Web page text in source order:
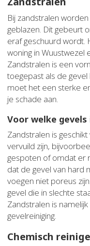
Bij zandstralen
geblazen. Dit gebeurt
eraf geschuurd wordt.
woning in Wuustwezel
Zandstralen is een
toegepast als de
moet het een sterke
je schade aan.
Voor welke
Zandstralen is
vervuild zijn,
gespoten of omdat er
dat de gevel van hard
voegen niet poreus
gevel die in slechte
Zandstralen is
gevelreiniging.
Chemisch